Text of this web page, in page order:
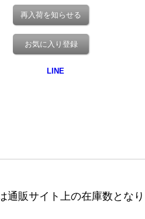
再入荷を知らせる
お気に入り登録
通販サイト上の在庫数とな